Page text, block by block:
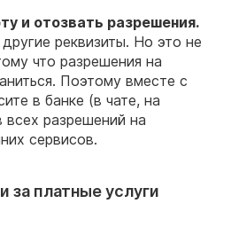
и отозвать разрешения.
реквизиты. Но это не
что разрешения на
Поэтому вместе с
в банке (в чате, на
всех разрешений на
сервисов.
за платные услуги